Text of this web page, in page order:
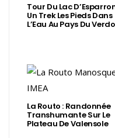
Tour Du Lac
Un Trek Les Pieds Dans
L’Eau Au Pays Du
La Routo : Randonnée
Transhumante Sur Le
Plateau De Valensole